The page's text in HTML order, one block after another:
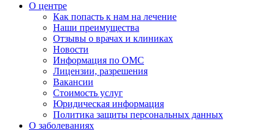
О центре
Как попасть к нам на лечение
Наши преимущества
Отзывы о врачах и клиниках
Новости
Информация по ОМС
Лицензии, разрешения
Вакансии
Стоимость услуг
Юридическая информация
Политика защиты персональных данных
О заболеваниях